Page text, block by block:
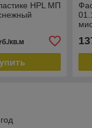
HPL МП
кв.м